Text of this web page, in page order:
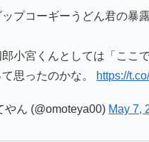
ップコーギーうどん君の暴
小宮くんとしては「ここ
思ったのかな。
https://
ん (@omoteya00) May 7,